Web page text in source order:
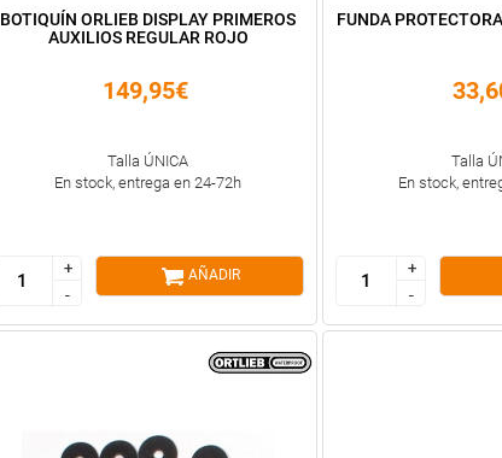
BOTIQUÍN ORLIEB DISPLAY PRIMEROS
AUXILIOS REGULAR ROJO
149,95€
Talla ÚNICA
En stock, entrega en 24-72h
+
-
+
-
AÑADIR
FUNDA
Talla
En stock,
+
-
+
-